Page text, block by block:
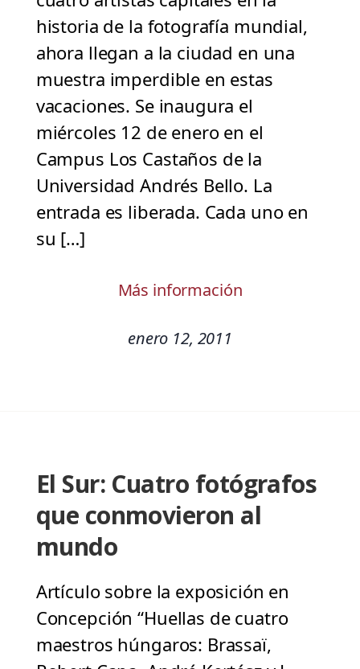
historia de la fotografía mundial,
ahora llegan a la ciudad en una
muestra imperdible en estas
vacaciones. Se inaugura el
miércoles 12 de enero en el
Campus Los Castaños de la
Universidad Andrés Bello. La
entrada es liberada. Cada uno en
su […]
Más información
enero 12, 2011
El Sur: Cuatro fotógrafos
que conmovieron al
mundo
Artículo sobre la exposición en
Concepción “Huellas de cuatro
maestros húngaros: Brassaï,